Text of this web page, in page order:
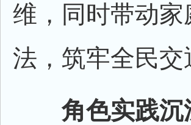
维，同时带动
法，筑牢全民
角色实践